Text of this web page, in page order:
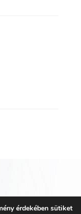
|
érdekében sütiket